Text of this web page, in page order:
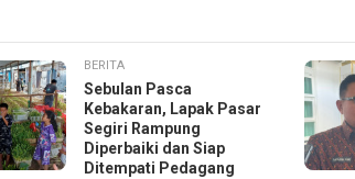
BERITA
Sebulan Pasca
Kebakaran, Lapak Pasar
Segiri Rampung
Diperbaiki dan Siap
Ditempati Pedagang